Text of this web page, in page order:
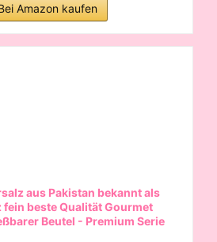
Amazon kaufen
aus Pakistan bekannt als
fein beste Qualität Gourmet
Beutel - Premium Serie